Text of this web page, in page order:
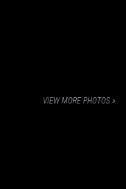
VIEW MORE PHOTOS »